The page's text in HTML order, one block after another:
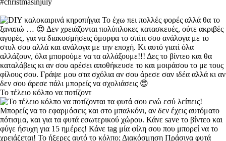
Το τέλειο κόλπο να ποτίζοντ